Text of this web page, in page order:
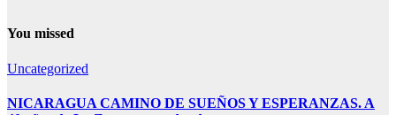
You missed
Uncategorized
NICARAGUA CAMINO DE SUEÑOS Y ESPERANZAS. A